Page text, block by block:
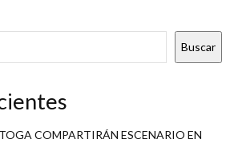
Buscar
COMPARTIRÁN ESCENARIO EN